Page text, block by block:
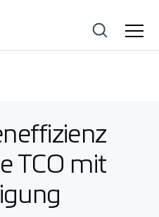
TCO mit